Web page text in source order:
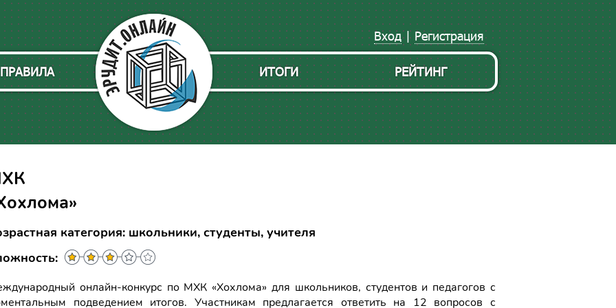
Регистрация
|
Вход
ПРАВИЛА РЕЙТИНГ
ИТОГИ
категория: школьники, студенты, учителя
онлайн-конкурс по МХК «Хохлома» для школьников, студентов и педагогов с
подведением итогов. Участникам предлагается ответить на 12 вопросов с